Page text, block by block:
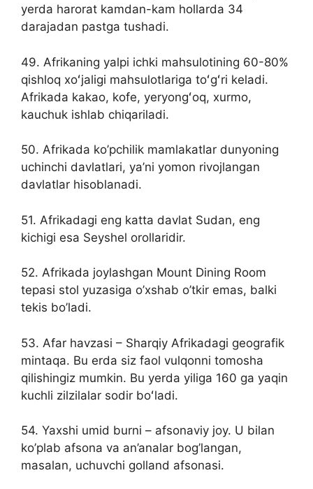
yerda harorat kamdan-kam hollarda 34
darajadan pastga tushadi.
49. Afrikaning yalpi ichki mahsulotining 60-80%
qishloq xoʻjaligi mahsulotlariga toʻgʻri keladi.
Afrikada kakao, kofe, yeryongʻoq, xurmo,
kauchuk ishlab chiqariladi.
50. Afrikada ko’pchilik mamlakatlar dunyoning
uchinchi davlatlari, ya’ni yomon rivojlangan
davlatlar hisoblanadi.
51. Afrikadagi eng katta davlat Sudan, eng
kichigi esa Seyshel orollaridir.
52. Afrikada joylashgan Mount Dining Room
tepasi stol yuzasiga o’xshab o’tkir emas, balki
tekis bo’ladi.
53. Afar havzasi – Sharqiy Afrikadagi geografik
mintaqa. Bu erda siz faol vulqonni tomosha
qilishingiz mumkin. Bu yerda yiliga 160 ga yaqin
kuchli zilzilalar sodir boʻladi.
54. Yaxshi umid burni – afsonaviy joy. U bilan
ko’plab afsona va an’analar bog’langan,
masalan, uchuvchi golland afsonasi.